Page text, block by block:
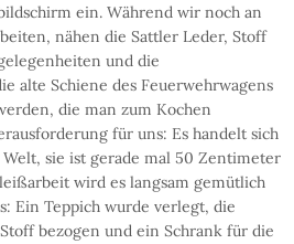
ein. Während wir noch an
nähen die Sattler Leder, Stoff
und die
alte Schiene des Feuerwehrwagens
die man zum Kochen
für uns: Es handelt sich
sie ist gerade mal 50 Zentimeter
wird es langsam gemütlich
Ein Teppich wurde verlegt, die
bezogen und ein Schrank für die